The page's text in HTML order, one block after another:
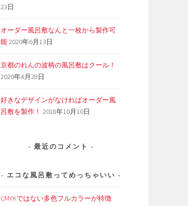
23日
オーダー風呂敷なんと一枚から製作可
能2020年6月13日
京都のれんの波柄の風呂敷はクール！
2020年4月28日
好きなデザインがなければオーダー風
呂敷を製作！ 2018年10月10日
最近のコメント
エコな風呂敷ってめっちゃいい
CMYKではない多色フルカラーが特徴